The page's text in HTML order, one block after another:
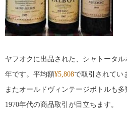
ヤフオクに出品された、シャトータ
年です。平均額¥5,808で取引されてい
またオールドヴィンテージボトルも
1970年代の商品取引が目立ちます。